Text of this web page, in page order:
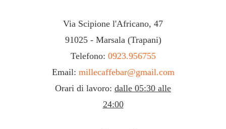
Via Scipione l'Africano, 47
91025 - Marsala (Trapani)
Telefono: 0923.956755
Email: millecaffebar@gmail.com
Orari di lavoro: dalle 05:30 alle
24:00